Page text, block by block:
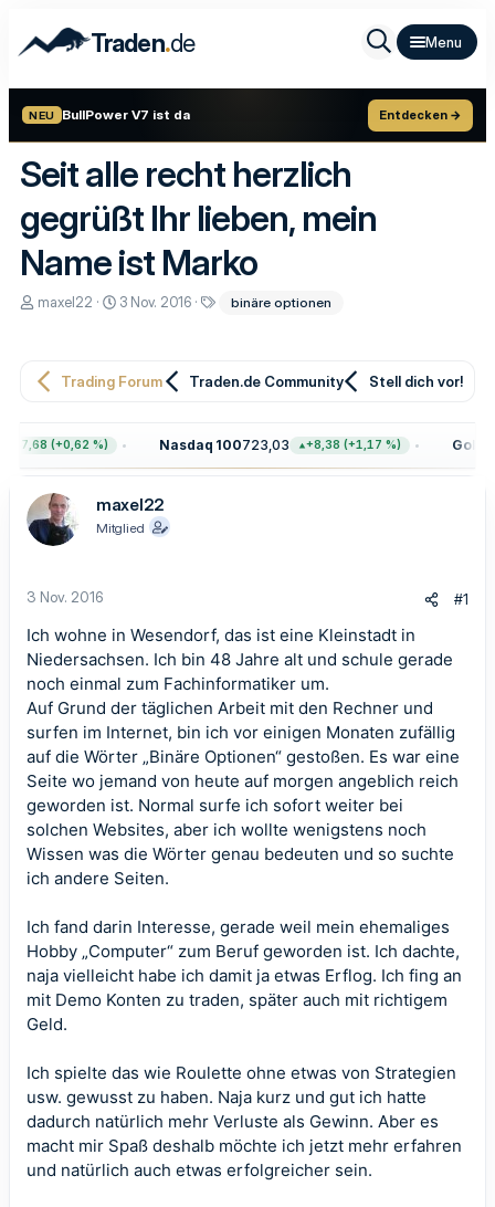
Traden.de
NEU BullPower V7 ist da Entdecken →
Seit alle recht herzlich
gegrüßt Ihr lieben, mein
Name ist Marko
E
l
r
maxel22
E
l
3 Nov. 2016
g
r
binäre optionen
Trading Forum Traden.de Community Stell dich vor!
(+0,62 %) Nasdaq 100723,03 +8,38 (+1,17 %) Gold
maxel22
Mitglied
3 Nov. 2016 #1
Ich wohne in Wesendorf, das ist eine Kleinstadt in
Niedersachsen. Ich bin 48 Jahre alt und schule gerade
noch einmal zum Fachinformatiker um.
Auf Grund der täglichen Arbeit mit den Rechner und
surfen im Internet, bin ich vor einigen Monaten zufällig
auf die Wörter „Binäre Optionen“ gestoßen. Es war eine
Seite wo jemand von heute auf morgen angeblich reich
geworden ist. Normal surfe ich sofort weiter bei
solchen Websites, aber ich wollte wenigstens noch
Wissen was die Wörter genau bedeuten und so suchte
ich andere Seiten.
Ich fand darin Interesse, gerade weil mein ehemaliges
Hobby „Computer“ zum Beruf geworden ist. Ich dachte,
naja vielleicht habe ich damit ja etwas Erflog. Ich fing an
mit Demo Konten zu traden, später auch mit richtigem
Geld.
Ich spielte das wie Roulette ohne etwas von Strategien
usw. gewusst zu haben. Naja kurz und gut ich hatte
dadurch natürlich mehr Verluste als Gewinn. Aber es
macht mir Spaß deshalb möchte ich jetzt mehr erfahren
und natürlich auch etwas erfolgreicher sein.